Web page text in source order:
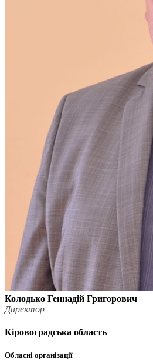
Колодько Геннадій Григорович
Директор
Кіровоградська область
Обласні організації